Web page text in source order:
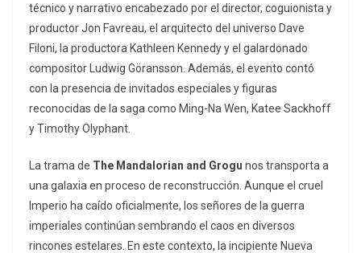
técnico y narrativo encabezado por el director, coguionista y
productor Jon Favreau, el arquitecto del universo Dave
Filoni, la productora Kathleen Kennedy y el galardonado
compositor Ludwig Göransson. Además, el evento contó
con la presencia de invitados especiales y figuras
reconocidas de la saga como Ming-Na Wen, Katee Sackhoff
y Timothy Olyphant.
La trama de The Mandalorian and Grogu nos transporta a
una galaxia en proceso de reconstrucción. Aunque el cruel
Imperio ha caído oficialmente, los señores de la guerra
imperiales continúan sembrando el caos en diversos
rincones estelares. En este contexto, la incipiente Nueva